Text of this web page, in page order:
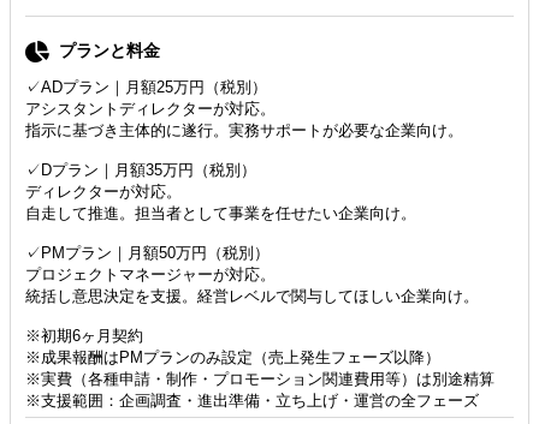
プランと料金
✓ADプラン｜月額25万円（税別）
アシスタントディレクターが対応。
指示に基づき主体的に遂行。実務サポートが必要な企業向け。
✓Dプラン｜月額35万円（税別）
ディレクターが対応。
自走して推進。担当者として事業を任せたい企業向け。
✓PMプラン｜月額50万円（税別）
プロジェクトマネージャーが対応。
統括し意思決定を支援。経営レベルで関与してほしい企業向け。
※初期6ヶ月契約
※成果報酬はPMプランのみ設定（売上発生フェーズ以降）
※実費（各種申請・制作・プロモーション関連費用等）は別途精算
※支援範囲：企画調査・進出準備・立ち上げ・運営の全フェーズ